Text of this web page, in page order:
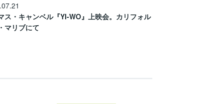
ス・キャンベル『YI-WO』上映会。カリフォル
マリブにて